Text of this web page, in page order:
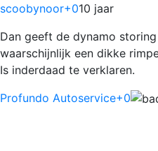
scoobynoor+010 jaar
Dan geeft de dynamo
waarschijnlijk een dikke
Is inderdaad te verklaren.
Profundo Autoservice+0